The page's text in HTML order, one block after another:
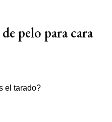
pelo para cara